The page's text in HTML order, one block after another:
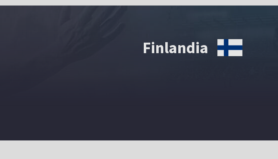
Finlandia